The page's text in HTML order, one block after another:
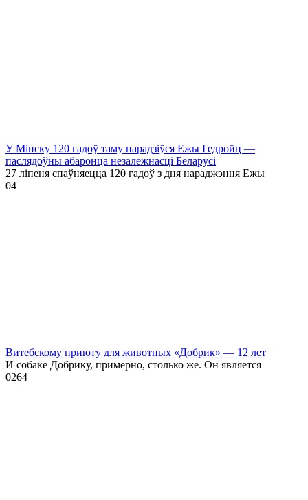
У Мінску 120 гадоў таму нарадзіўся Ежы Гедройц —
паслядоўны абаронца незалежнасці Беларусі
27 ліпеня спаўняецца 120 гадоў з дня нараджэння Ежы
04
Витебскому приюту для животных «Добрик» — 12 лет
И собаке Добрику, примерно, столько же. Он является
0264